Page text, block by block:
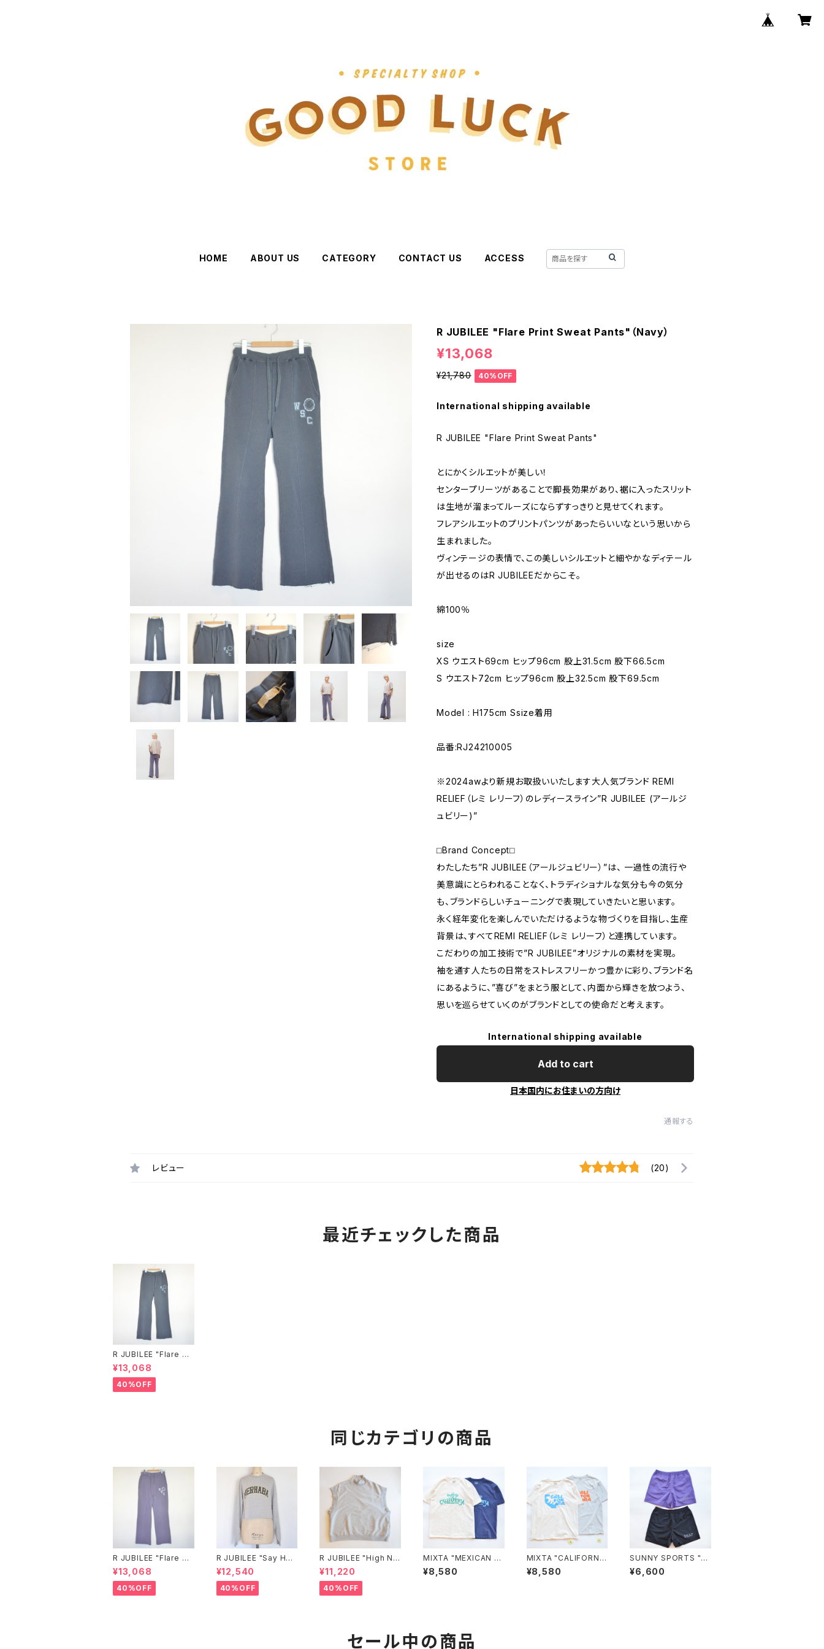
HOME ABOUT US CATEGORY CONTACT US ACCESS
R JUBILEE "Flare Print Sweat Pants"（Navy）
¥13,068
¥21,780 40%OFF
International shipping available
R JUBILEE "Flare Print Sweat Pants"
とにかくシルエットが美しい！
センタープリーツがあることで脚長効果があり、裾に入ったスリット
は生地が溜まってルーズにならずすっきりと見せてくれます。
フレアシルエットのプリントパンツがあったらいいなという思いから
生まれました。
ヴィンテージの表情で、この美しいシルエットと細やかなディテール
が出せるのはR JUBILEEだからこそ。
綿100％
size
XS ウエスト69cm ヒップ96cm 股上31.5cm 股下66.5cm
S ウエスト72cm ヒップ96cm 股上32.5cm 股下69.5cm
Model : H175cm Ssize着用
品番:RJ24210005
※2024awより新規お取扱いいたします大人気ブランド REMI
RELIEF（レミ レリーフ）のレディースライン”R JUBILEE (アールジ
ュビリー)”
⬜︎Brand Concept⬜︎
わたしたち”R JUBILEE（アールジュビリー）”は、 一過性の流行や
美意識にとらわれることなく、トラディショナルな気分も今の気分
も、ブランドらしいチューニングで表現していきたいと思います。
永く経年変化を楽しんでいただけるような物づくりを目指し、生産
背景は、すべてREMI RELIEF（レミ レリーフ）と連携しています。
こだわりの加工技術で”R JUBILEE”オリジナルの素材を実現。
袖を通す人たちの日常をストレスフリーかつ豊かに彩り、ブランド名
にあるように、”喜び”をまとう服として、内面から輝きを放つよう、
思いを巡らせていくのがブランドとしての使命だと考えます。
International shipping available
Add to cart
日本国内にお住まいの方向け
通報する
レビュー (20)
最近チェックした商品
R JUBILEE "Flare Pri
nt Sweat Pants"（Na
vy）
¥13,068
40%OFF
同じカテゴリの商品
R JUBILEE "Flare Pri
nt Sweat Pants"（La
vender）
¥13,068
40%OFF
R JUBILEE "Say Hell
o Sweat Pull Over"
(gray)
¥12,540
40%OFF
R JUBILEE "High Ne
ck Sweat Vest"(gra
y)
¥11,220
40%OFF
MIXTA "MEXICAN S
TYLE TEE"
¥8,580
MIXTA "CALIFORNIA
TEE"
¥8,580
SUNNY SPORTS "U
SAF 5inch baggy sh
orts"
¥6,600
セール中の商品